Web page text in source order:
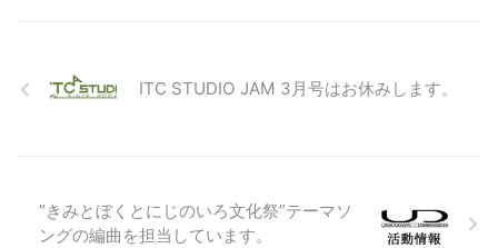
ITC STUDIO JAM 3月号はお休みします。
”きみとぼくとにじのいろ文化祭”テーマソ
ングの編曲を担当しています。